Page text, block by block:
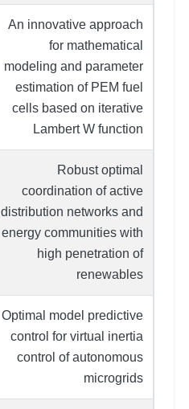
An innovative approach
for mathematical
modeling and parameter
estimation of PEM fuel
cells based on iterative
Lambert W function
Robust optimal
coordination of active
distribution networks and
energy communities with
high penetration of
renewables
Optimal model predictive
control for virtual inertia
control of autonomous
microgrids